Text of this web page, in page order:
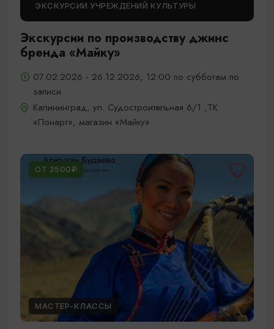
ЭКСКУРСИИ УЧРЕЖДЕНИЙ КУЛЬТУРЫ
Экскурсии по производству джинс
бренда «Майку»
07.02.2026 - 26.12.2026, 12:00 по субботам по
записи
Калининград, ул. Судостроительная 6/1 ,ТК
«Понарт», магазин «Майку»
ОТ 2500₽
МАСТЕР-КЛАССЫ